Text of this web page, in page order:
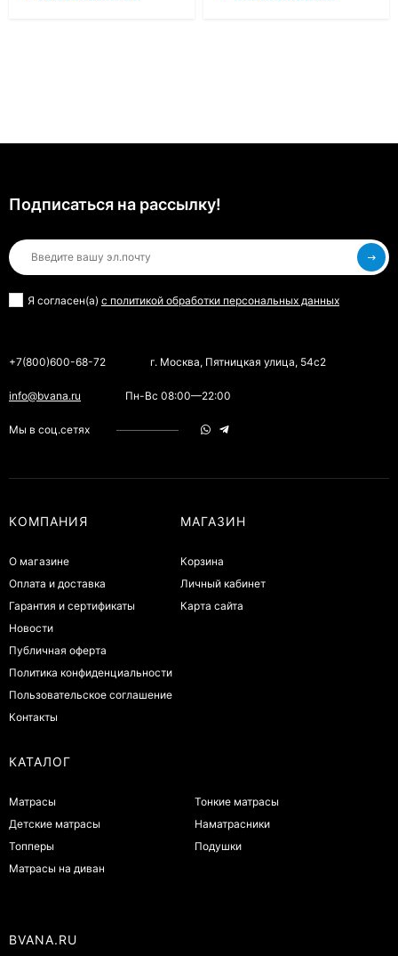
Подписаться на рассылкy!
Я согласен(a) с политикой обработки персональных данных
+7(800)600-68-72 г. Москва, Пятницкая улица, 54с2
info@bvana.ru Пн-Вс 08:00—22:00
Мы в соц.сетях
КОМПАНИЯ
О магазине
Оплата и доставка
Гарантия и сертификаты
Новости
Публичная оферта
Политика конфиденциальности
Пользовательское соглашение
Контакты
МАГАЗИН
Корзина
Личный кабинет
Карта сайта
КАТАЛОГ
Матрасы
Детские матрасы
Топперы
Матрасы на диван
Тонкие матрасы
Наматрасники
Подушки
BVANA.RU